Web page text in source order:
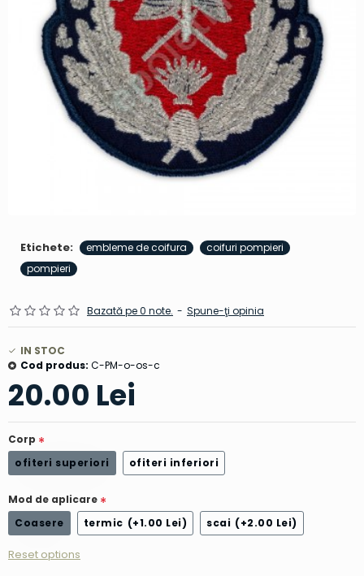
Etichete: embleme de coifura
coifuri pompieri
pompieri
Bazată pe 0 note. - Spune-ţi opinia
20.00 Lei
IN STOC
Cod produs: C-PM-o-os-c
Corp
ofiteri superiori
ofiteri inferiori
Mod de aplicare
Coasere
termic (+1.00 Lei) scai (+2.00 Lei)
Reset options